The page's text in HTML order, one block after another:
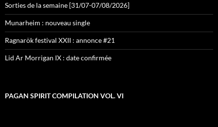
Sorties de la semaine [31/07-07/08/2026]
Munarheim : nouveau single
Ragnarök festival XXII : annonce #21
Lid Ar Morrigan IX : date confirmée
PAGAN SPIRIT COMPILATION VOL. VI